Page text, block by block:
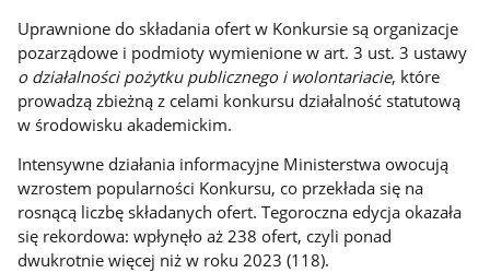
Uprawnione do składania ofert w Konkursie są organizacje
pozarządowe i podmioty wymienione w art. 3 ust. 3 ustawy
o działalności pożytku publicznego i wolontariacie, które
prowadzą zbieżną z celami konkursu działalność statutową
w środowisku akademickim.
Intensywne działania informacyjne Ministerstwa owocują
wzrostem popularności Konkursu, co przekłada się na
rosnącą liczbę składanych ofert. Tegoroczna edycja okazała
się rekordowa: wpłynęło aż 238 ofert, czyli ponad
dwukrotnie więcej niż w roku 2023 (118).